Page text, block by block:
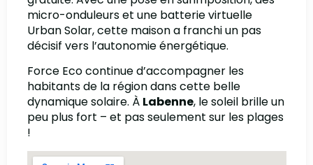
micro-onduleurs et une batterie virtuelle
Urban Solar, cette maison a franchi un pas
décisif vers l’autonomie énergétique.
Force Eco continue d’accompagner les
habitants de la région dans cette belle
dynamique solaire. À Labenne, le soleil brille un
peu plus fort – et pas seulement sur les plages
!